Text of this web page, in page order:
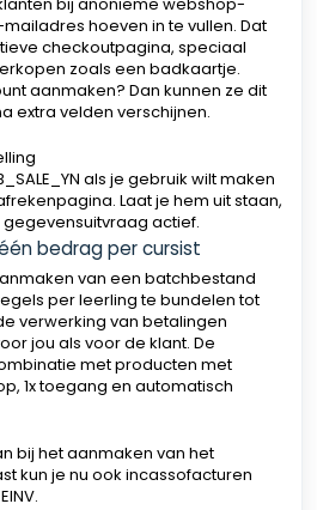
hoeven in te vullen. Dat
checkoutpagina, speciaal
zoals een badkaartje.
aanmaken? Dan kunnen ze dit
extra velden verschijnen.
als je gebruik wilt maken
Laat je hem uit staan,
actief.
bedrag per cursist
van een batchbestand
per leerling te bundelen tot
verwerking van betalingen
jou als voor de klant. De
met producten met
1x toegang en automatisch
bij het aanmaken van het
kun je nu ook incassofacturen